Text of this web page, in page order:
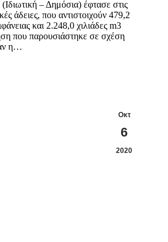
– Δημόσια) έφτασε στις
άδειες, που αντιστοιχούν 479,2
και 2.248,0 χιλιάδες m3
που παρουσιάστηκε σε σχέση
η…
Οκτ
6
2020